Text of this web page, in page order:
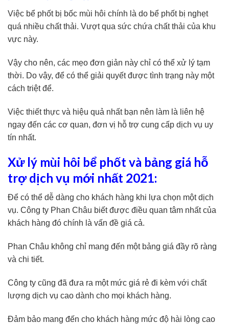
Việc bể phốt bị bốc mùi hôi chính là do bể phốt bị nghẹt
quá nhiều chất thải. Vượt qua sức chứa chất thải của khu
vực này.
Vậy cho nên, các mẹo đơn giản này chỉ có thể xử lý tạm
thời. Do vậy, để có thể giải quyết được tình trạng này một
cách triệt để.
Việc thiết thực và hiệu quả nhất bạn nên làm là liên hệ
ngay đến các cơ quan, đơn vị hỗ trợ cung cấp dịch vụ uy
tín nhất.
Xử lý mùi hôi bể phốt và bảng giá hỗ
trợ dịch vụ mới nhất 2021:
Để có thể dễ dàng cho khách hàng khi lựa chọn một dịch
vụ. Công ty Phan Châu biết được điều quan tâm nhất của
khách hàng đó chính là vấn đề giá cả.
Phan Châu không chỉ mang đến một bảng giá đầy rõ ràng
và chi tiết.
Công ty cũng đã đưa ra một mức giá rẻ đi kèm với chất
lượng dịch vụ cao dành cho mọi khách hàng.
Đảm bảo mang đến cho khách hàng mức độ hài lòng cao